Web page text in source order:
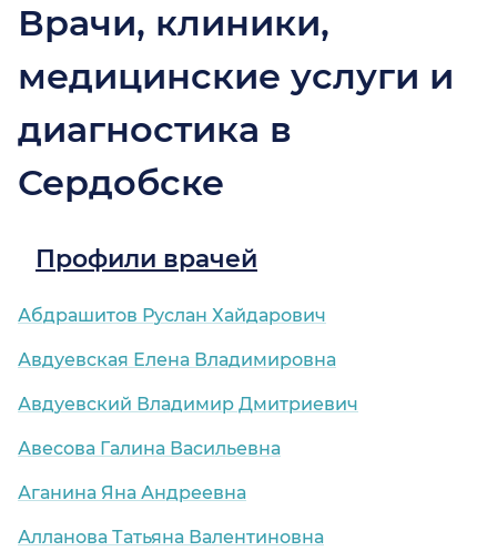
Врачи, клиники,
медицинские услуги и
диагностика в
Сердобске
Профили врачей
Абдрашитов Руслан Хайдарович
Авдуевская Елена Владимировна
Авдуевский Владимир Дмитриевич
Авесова Галина Васильевна
Аганина Яна Андреевна
Алланова Татьяна Валентиновна